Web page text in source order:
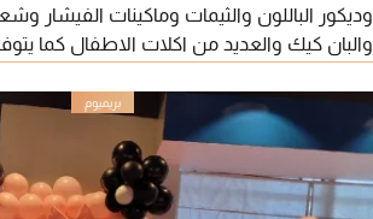
وديكور الباللون والثيمات وماكينات الفيشار
والبان كيك والعديد من اكلات الاطفال كما يتوفر
والعديد من خدمات الحفلات والأعراس